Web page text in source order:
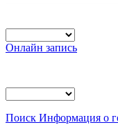
Онлайн запись
Поиск Информация о